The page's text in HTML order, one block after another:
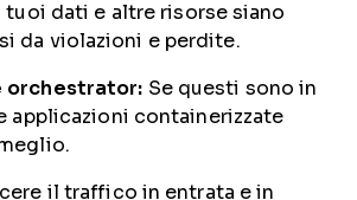
tuoi dati e altre risorse siano
da violazioni e perdite.
orchestrator: Se questi sono in
applicazioni containerizzate
il traffico in entrata e in